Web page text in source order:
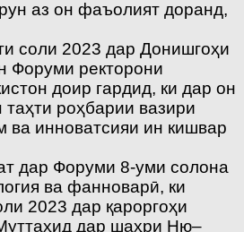
аз он фаъолият доранд,
соли 2023 дар Донишгоҳи
Форуми ректорони
доир гардид, ки дар он
таҳти роҳбарии вазири
ва инноватсияи ин кишвар
дар Форуми 8-уми солона
ва фанноварӣ, ки
2023 дар қароргоҳи
дар шаҳри Ню–